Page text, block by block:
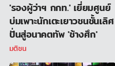
'รองผู้ว่าฯ กกท.' เยี่ยมศูนย์
บ่มเพาะนักเตะเยาวชนชั้นเลิศ
ปั่นสู่อนาคตทัพ 'ช้างศึก'
มติชน